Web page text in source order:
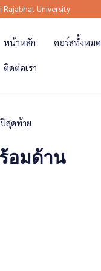
Rajabhat University
หน้าหลัก คอร์สทั้งหมด
ติดต่อเรา
สุดท้าย
อมด้าน